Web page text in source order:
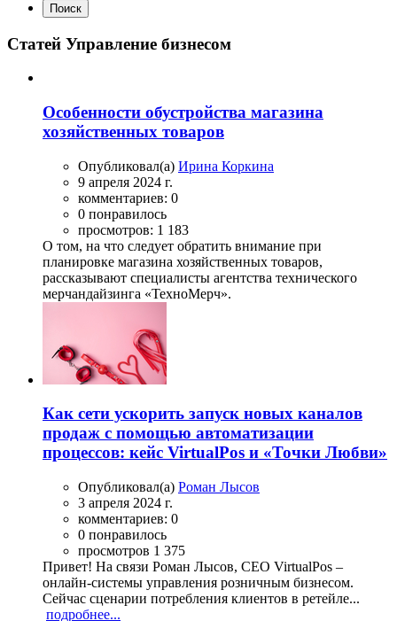
Поиск
Статей Управление бизнесом
Особенности обустройства магазина
хозяйственных товаров
Опубликовал(а) Ирина Коркина
9 апреля 2024 г.
комментариев: 0
0 понравилось
просмотров: 1 183
О том, на что следует обратить внимание при
планировке магазина хозяйственных товаров,
рассказывают специалисты агентства технического
мерчандайзинга «ТехноМерч».
Как сети ускорить запуск новых каналов
продаж с помощью автоматизации
процессов: кейс VirtualPos и «Точки Любви»
Опубликовал(а) Роман Лысов
3 апреля 2024 г.
комментариев: 0
0 понравилось
просмотров 1 375
Привет! На связи Роман Лысов, CEO VirtualPos –
онлайн-системы управления розничным бизнесом.
Сейчас сценарии потребления клиентов в ретейле...
подробнее...